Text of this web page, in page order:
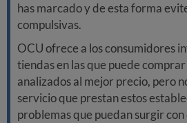
has marcado y de esta forma
compulsivas.
OCU ofrece a los consumidores
tiendas en las que puede
analizados al mejor precio, pero
servicio que prestan estos
problemas que puedan surgir